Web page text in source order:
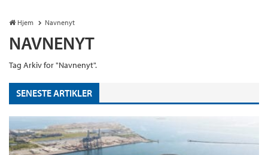
Hjem Navnenyt
NAVNENYT
Tag Arkiv for "Navnenyt".
SENESTE ARTIKLER